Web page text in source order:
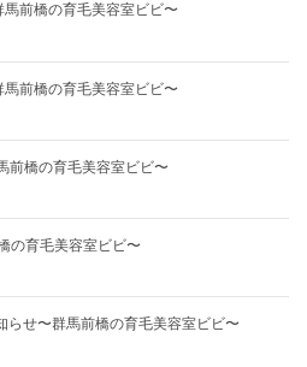
前橋の育毛美容室ビビ〜
前橋の育毛美容室ビビ〜
前橋の育毛美容室ビビ〜
の育毛美容室ビビ〜
らせ〜群馬前橋の育毛美容室ビビ〜